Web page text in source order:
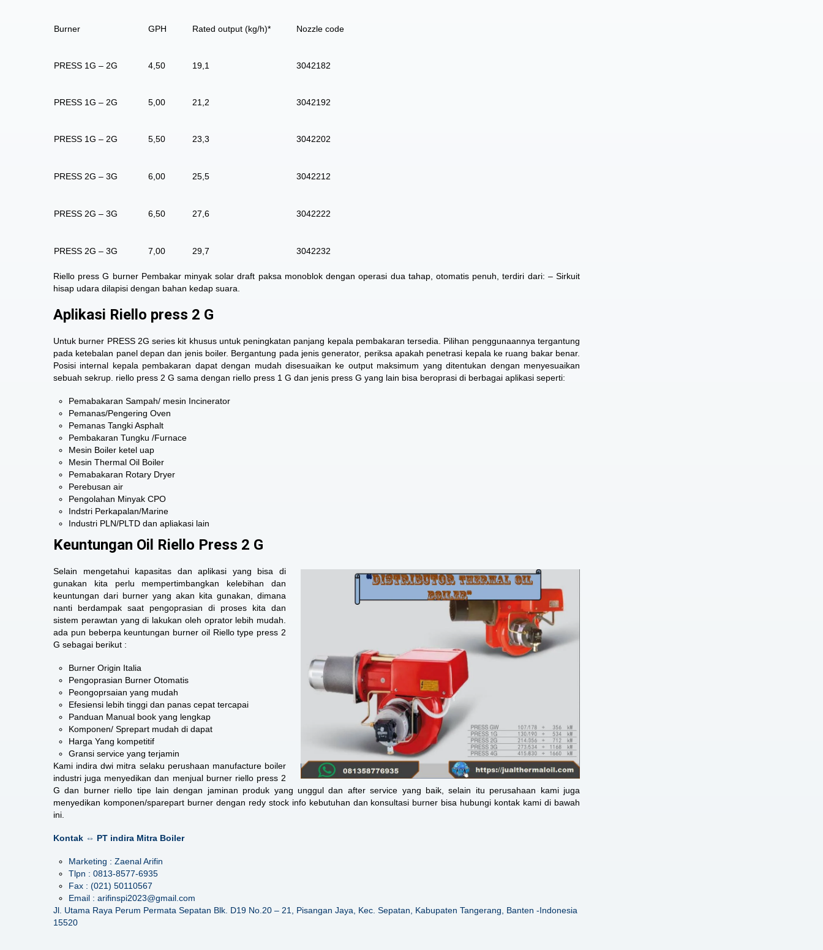
Burner GPH Rated output (kg/h)* Nozzle code
PRESS 1G – 2G 4,50 19,1 3042182
PRESS 1G – 2G 5,00 21,2 3042192
PRESS 1G – 2G 5,50 23,3 3042202
PRESS 2G – 3G 6,00 25,5 3042212
PRESS 2G – 3G 6,50 27,6 3042222
PRESS 2G – 3G 7,00 29,7 3042232
Riello press G burner Pembakar minyak solar draft paksa monoblok dengan operasi dua tahap, otomatis penuh, terdiri dari: – Sirkuit
hisap udara dilapisi dengan bahan kedap suara.
Aplikasi Riello press 2 G
Untuk burner PRESS 2G series kit khusus untuk peningkatan panjang kepala pembakaran tersedia. Pilihan penggunaannya tergantung
pada ketebalan panel depan dan jenis boiler. Bergantung pada jenis generator, periksa apakah penetrasi kepala ke ruang bakar benar.
Posisi internal kepala pembakaran dapat dengan mudah disesuaikan ke output maksimum yang ditentukan dengan menyesuaikan
sebuah sekrup. riello press 2 G sama dengan riello press 1 G dan jenis press G yang lain bisa beroprasi di berbagai aplikasi seperti:
Pemabakaran Sampah/ mesin Incinerator
Pemanas/Pengering Oven
Pemanas Tangki Asphalt
Pembakaran Tungku /Furnace
Mesin Boiler ketel uap
Mesin Thermal Oil Boiler
Pemabakaran Rotary Dryer
Perebusan air
Pengolahan Minyak CPO
Indstri Perkapalan/Marine
Industri PLN/PLTD dan apliakasi lain
Keuntungan Oil Riello Press 2 G
Selain mengetahui kapasitas dan aplikasi yang bisa di
gunakan kita perlu mempertimbangkan kelebihan dan
keuntungan dari burner yang akan kita gunakan, dimana
nanti berdampak saat pengoprasian di proses kita dan
sistem perawtan yang di lakukan oleh oprator lebih mudah.
ada pun beberpa keuntungan burner oil Riello type press 2
G sebagai berikut :
Burner Origin Italia
Pengoprasian Burner Otomatis
Peongoprsaian yang mudah
Efesiensi lebih tinggi dan panas cepat tercapai
Panduan Manual book yang lengkap
Komponen/ Sprepart mudah di dapat
Harga Yang kompetitif
Gransi service yang terjamin
Kami indira dwi mitra selaku perushaan manufacture boiler
industri juga menyedikan dan menjual burner riello press 2
G dan burner riello tipe lain dengan jaminan produk yang unggul dan after service yang baik, selain itu perusahaan kami juga
menyedikan komponen/sparepart burner dengan redy stock info kebutuhan dan konsultasi burner bisa hubungi kontak kami di bawah
ini.
Kontak ⇔ PT indira Mitra Boiler
Marketing : Zaenal Arifin
Tlpn : 0813-8577-6935
Fax : (021) 50110567
Email : arifinspi2023@gmail.com
Jl. Utama Raya Perum Permata Sepatan Blk. D19 No.20 – 21, Pisangan Jaya, Kec. Sepatan, Kabupaten Tangerang, Banten -Indonesia
15520